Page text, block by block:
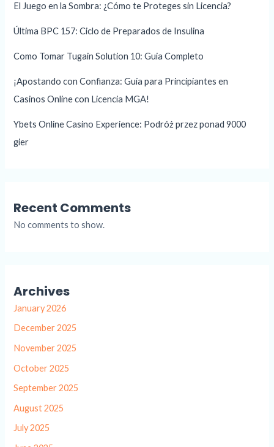
El Juego en la Sombra: ¿Cómo te Proteges sin Licencia?
Última BPC 157: Ciclo de Preparados de Insulina
Como Tomar Tugain Solution 10: Guia Completo
¡Apostando con Confianza: Guía para Principiantes en
Casinos Online con Licencia MGA!
Ybets Online Casino Experience: Podróż przez ponad 9000
gier
Recent Comments
No comments to show.
Archives
January 2026
December 2025
November 2025
October 2025
September 2025
August 2025
July 2025